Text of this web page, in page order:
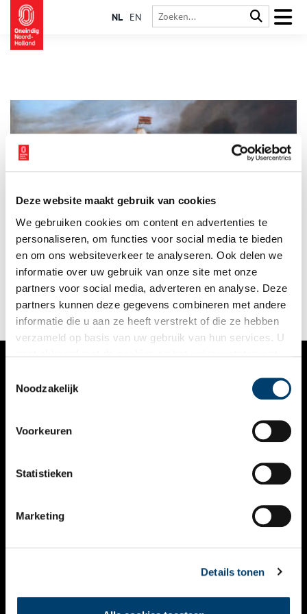
Deze website maakt gebruik van cookies
We gebruiken cookies om content en advertenties te
personaliseren, om functies voor social media te bieden
en om ons websiteverkeer te analyseren. Ook delen we
informatie over uw gebruik van onze site met onze
partners voor social media, adverteren en analyse. Deze
partners kunnen deze gegevens combineren met andere
informatie die u aan ze heeft verstrekt of die ze hebben
verzameld op basis van uw gebruik van hun services. U
Noodzakelijk
Voorkeuren
Statistieken
Marketing
Details tonen
NL EN
Kijkduin
Kunnen gebeden het verloop van een zeeslag beïnvloeden? Je
zou het haast denken als je over dominee Salomon van Til
leest. Van Til was predikant Huisduinen in 1673. Vlak voor de
kust van Kijkduin, onder Huisduinen, werd in dat jaar slag
geleverd tussen de Hollanders en een Engels-Franse vloot.
VERHALEN
KALENDER
THEMA’S
VIDEO’S
CONTACT